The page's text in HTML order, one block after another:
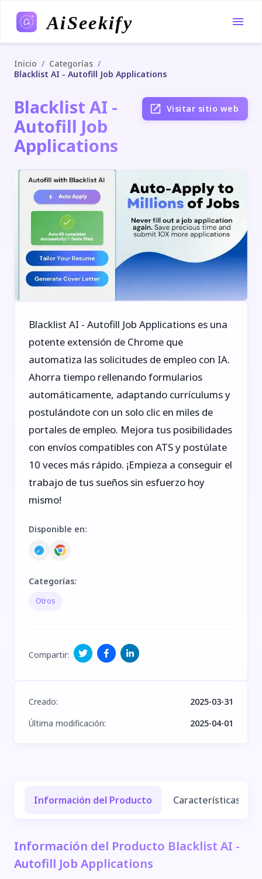
AiSeekify
Inicio / Categorías /
Blacklist AI - Autofill Job Applications
Blacklist AI -
Autofill Job
Applications
Visitar sitio web
Blacklist AI - Autofill Job Applications es una
potente extensión de Chrome que
automatiza las solicitudes de empleo con IA.
Ahorra tiempo rellenando formularios
automáticamente, adaptando currículums y
postulándote con un solo clic en miles de
portales de empleo. Mejora tus posibilidades
con envíos compatibles con ATS y postúlate
10 veces más rápido. ¡Empieza a conseguir el
trabajo de tus sueños sin esfuerzo hoy
mismo!
Disponible en:
Categorías:
Otros
Compartir:
Creado:
2025-03-31
Última modificación: 2025-04-01
Información del Producto Características y
Información del Producto Blacklist AI -
Autofill Job Applications